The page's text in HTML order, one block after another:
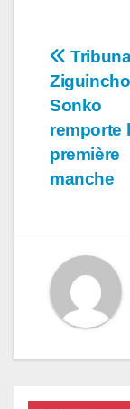
de
Sonko
remporte
première
manche